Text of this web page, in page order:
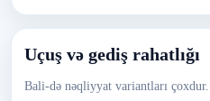
Uçuş və gediş rahatlığı
Bali-də nəqliyyat variantları